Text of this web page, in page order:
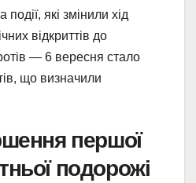
які змінили хід
відкриттів до
— 6 вересня стало
що визначили
першої
подорожі